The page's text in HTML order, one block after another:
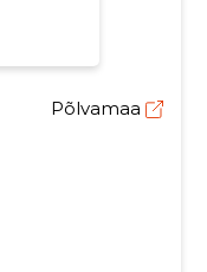
Põlvamaa